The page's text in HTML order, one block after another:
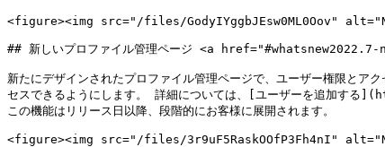
<figure><img src="/files/GodyIYggbJEsw0ML0Oov"
## 新しいプロファイル管理ページ <a
新たにデザインされたプロファイル管理ページで、ユーザー権限と
セスできるようにします。 詳細については、[ユーザーを追
この機能はリリース日以降、段階的にお客様に展開されます。
<figure><img src="/files/3r9uF5RaskOOfP3Fh4nI"